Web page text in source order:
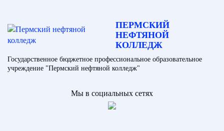
ПЕРМСКИЙ
НЕФТЯНОЙ
КОЛЛЕДЖ
Государственное бюджетное профессиональное образовательное
учреждение "Пермский нефтяной колледж"
Мы в социальных сетях